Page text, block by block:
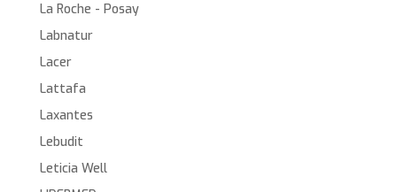
La Roche - Posay
Labnatur
Lacer
Lattafa
Laxantes
Lebudit
Leticia Well